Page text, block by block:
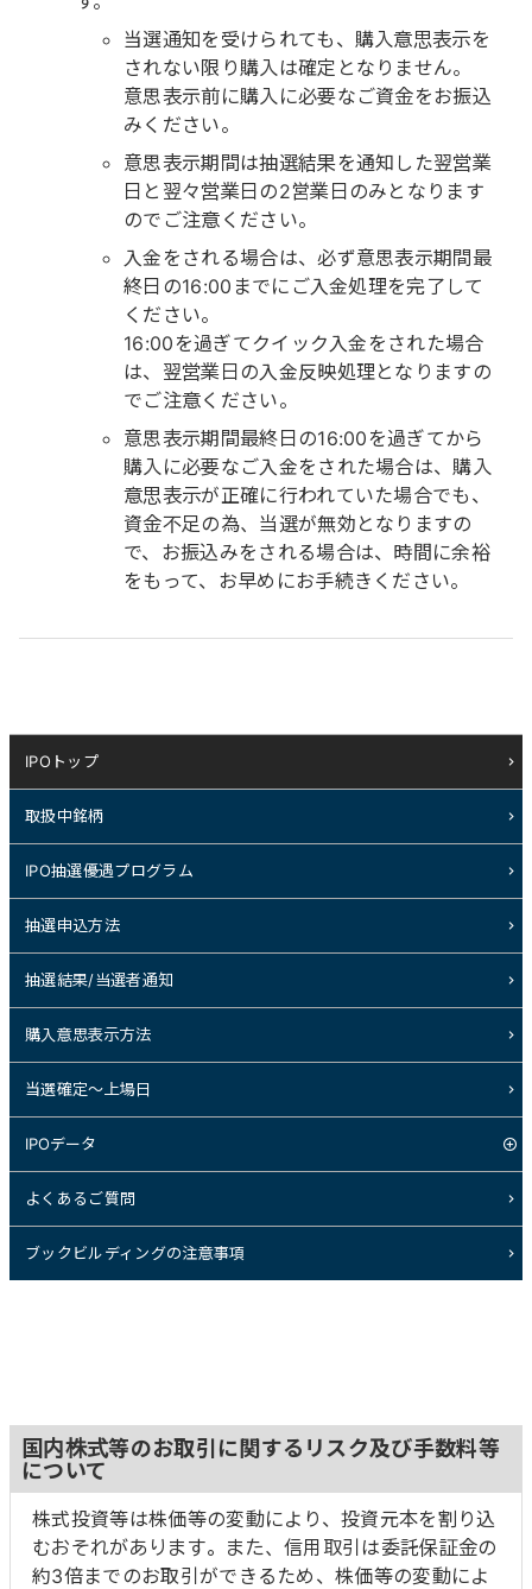
当選通知を受けられても、購入意思表示を
されない限り購入は確定となりません。
意思表示前に購入に必要なご資金をお振込
みください。
意思表示期間は抽選結果を通知した翌営業
日と翌々営業日の2営業日のみとなります
のでご注意ください。
入金をされる場合は、必ず意思表示期間最
終日の16:00までにご入金処理を完了して
ください。
16:00を過ぎてクイック入金をされた場合
は、翌営業日の入金反映処理となりますの
でご注意ください。
意思表示期間最終日の16:00を過ぎてから
購入に必要なご入金をされた場合は、購入
意思表示が正確に行われていた場合でも、
資金不足の為、当選が無効となりますの
で、お振込みをされる場合は、時間に余裕
をもって、お早めにお手続きください。
IPOトップ
取扱中銘柄
IPO抽選優遇プログラム
抽選申込方法
抽選結果/当選者通知
購入意思表示方法
当選確定～上場日
IPOデータ
よくあるご質問
ブックビルディングの注意事項
国内株式等のお取引に関するリスク及び手数料等
について
株式投資等は株価等の変動により、投資元本を割り込
むおそれがあります。また、信用取引は委託保証金の
約3倍までのお取引ができるため、株価等の変動によ